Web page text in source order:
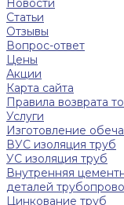
Новости
Статьи
Отзывы
Вопрос-ответ
Цены
Акции
Карта сайта
Правила возврата
Услуги
Изготовление
ВУС изоляция труб
УС изоляция труб
Внутренняя
деталей
Цинкование труб